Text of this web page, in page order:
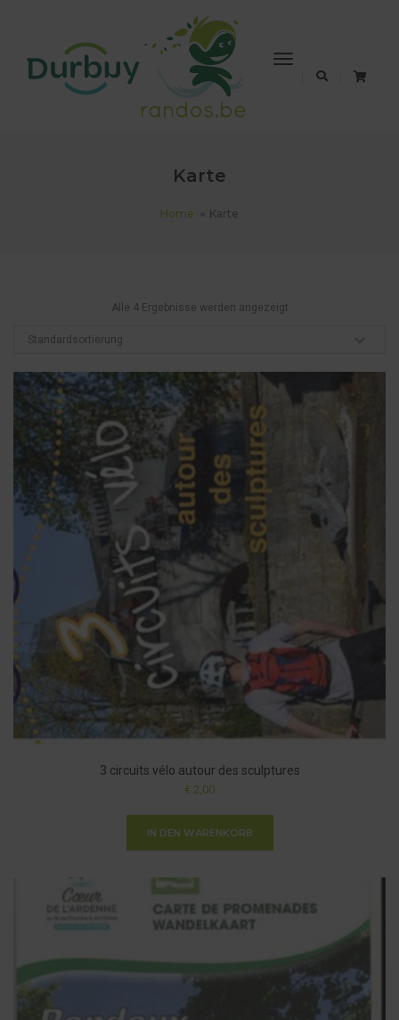
Toggle
Navigation
Karte
Home Karte
Alle 4 Ergebnisse werden angezeigt
3 circuits vélo autour des sculptures
€ 2,00
IN DEN WARENKORB